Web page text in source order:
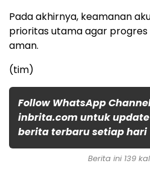
Pada akhirnya, keamanan
prioritas utama agar
aman.
(tim)
Follow WhatsApp
inbrita.com untuk update
berita terbaru setiap hari
Berita ini 139